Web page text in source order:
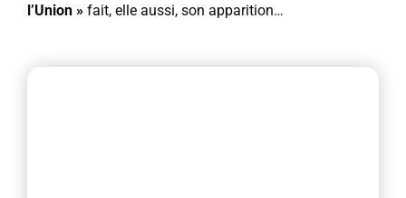
l’Union » fait, elle aussi, son apparition…